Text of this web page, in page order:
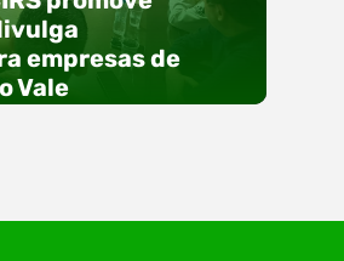
empresas de
Vale